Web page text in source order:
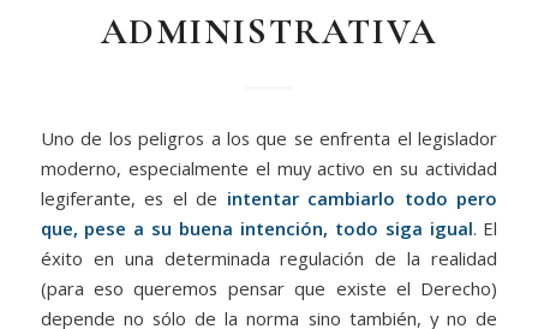
ADMINISTRATIVA
Uno de los peligros a los que se enfrenta el legislador
moderno, especialmente el muy activo en su actividad
legiferante, es el de intentar cambiarlo todo pero
que, pese a su buena intención, todo siga igual. El
éxito en una determinada regulación de la realidad
(para eso queremos pensar que existe el Derecho)
depende no sólo de la norma sino también, y no de